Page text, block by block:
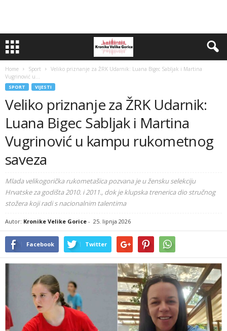
Home Sport
Veliko priznanje za ŽRK Udarnik: Luana Bigec Sabljak i Martina
Vugrinović u...
SPORT VIJESTI
Veliko priznanje za ŽRK Udarnik:
Luana Bigec Sabljak i Martina
Vugrinović u kampu rukometnog
saveza
Mlada velikogorička rukometašica pozvana je u žensku selekciju
Hrvatske za godišta 2010. i 2011., dok je klupska trenerica dio stručnog
stožera koji radi s nacionalnim talentima
Autor: Kronike Velike Gorice - 25. lipnja 2026
Facebook Twitter